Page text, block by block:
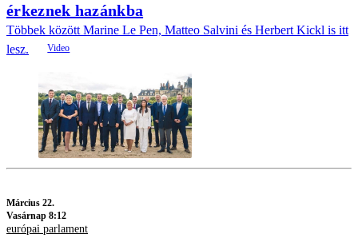
érkeznek hazánkba
Többek között Marine Le Pen, Matteo Salvini és Herbert Kickl is itt
lesz.
Március 22.
Vasárnap 8:12
európai parlament